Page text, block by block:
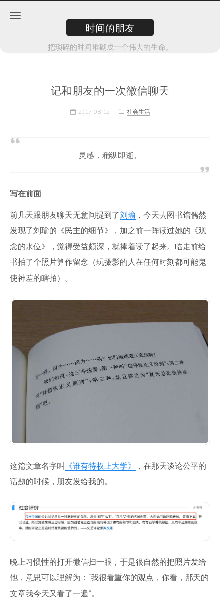
时间的朋友
把琐碎的时间堆砌成一个伟大的生命。
记和朋友的一次微信聊天
2017-08-12 | 社会生活
灵感，稍纵即逝。
写在前面
前几天跟朋友聊天无意间提到了刘瑜 ，今天去图书馆偶然
发现了刘瑜的《民主的细节》，加之前一阵读过她的《观
念的水位》，觉得受益颇深，就捧着读了起来。临走前给
书拍了个照片算作留念（玩摄影的人在任何时刻都可能鬼
使神差的瞎拍）。
这篇文章名字叫 《谁有特权上大学》
，在那天谈论公平的
话题的时候，朋友发给我的。
晚上习惯性的打开微信扫一眼，于是很自然的把照片发给
他，意思可以理解为：“我很看重你的观点，你看，那天的
文章我今天又看了一遍”。